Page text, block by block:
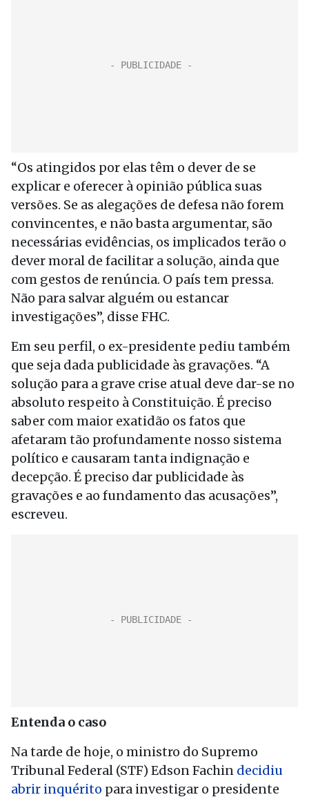
“Os atingidos por elas têm o dever de se
explicar e oferecer à opinião pública suas
versões. Se as alegações de defesa não forem
convincentes, e não basta argumentar, são
necessárias evidências, os implicados terão o
dever moral de facilitar a solução, ainda que
com gestos de renúncia. O país tem pressa.
Não para salvar alguém ou estancar
investigações”, disse FHC.
Em seu perfil, o ex-presidente pediu também
que seja dada publicidade às gravações. “A
solução para a grave crise atual deve dar-se no
absoluto respeito à Constituição. É preciso
saber com maior exatidão os fatos que
afetaram tão profundamente nosso sistema
político e causaram tanta indignação e
decepção. É preciso dar publicidade às
gravações e ao fundamento das acusações”,
escreveu.
Entenda o caso
Na tarde de hoje, o ministro do Supremo
Tribunal Federal (STF) Edson Fachin decidiu
abrir inquérito para investigar o presidente